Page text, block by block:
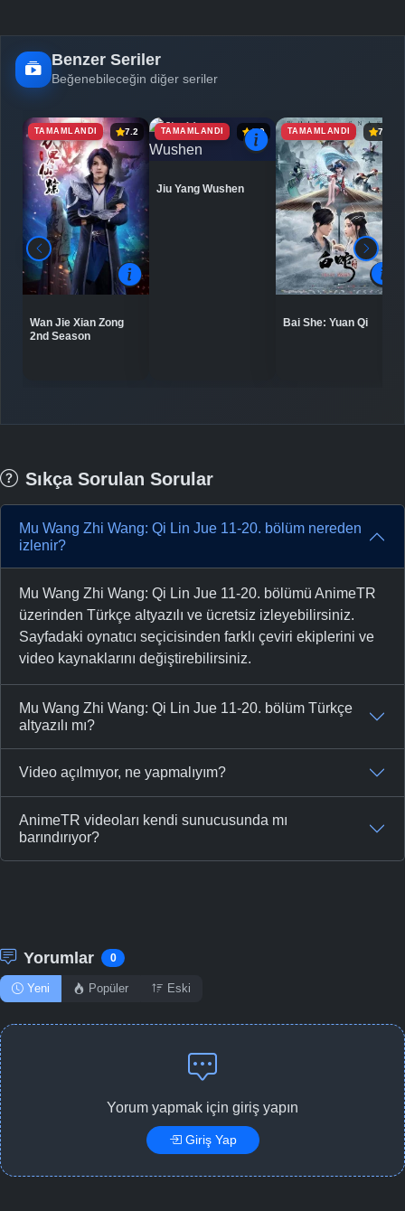
Benzer Seriler
Beğenebileceğin diğer seriler
TAMAMLANDI 7.2
Wan Jie Xian Zong
2nd Season
TAMAMLANDI 6.9
Jiu Yang Wushen
TAMAMLANDI 7.5
Bai She: Yuan Qi
Sıkça Sorulan Sorular
Mu Wang Zhi Wang: Qi Lin Jue 11-20. bölüm nereden
izlenir?
Mu Wang Zhi Wang: Qi Lin Jue 11-20. bölümü AnimeTR
üzerinden Türkçe altyazılı ve ücretsiz izleyebilirsiniz.
Sayfadaki oynatıcı seçicisinden farklı çeviri ekiplerini ve
video kaynaklarını değiştirebilirsiniz.
Mu Wang Zhi Wang: Qi Lin Jue 11-20. bölüm Türkçe
altyazılı mı?
Video açılmıyor, ne yapmalıyım?
AnimeTR videoları kendi sunucusunda mı
barındırıyor?
Yorumlar 0
Yeni Popüler Eski
Yorum yapmak için giriş yapın
Giriş Yap